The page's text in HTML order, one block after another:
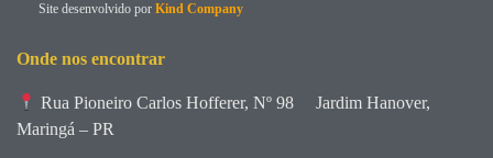
Site desenvolvido por Kind Company
Onde nos encontrar
Rua Pioneiro Carlos Hofferer, Nº 98
Jardim Hanover,
Maringá – PR